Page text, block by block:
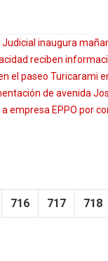
inaugura
reciben
el paseo Turicarami
de avenida
empresa EPPO por
716 717 718